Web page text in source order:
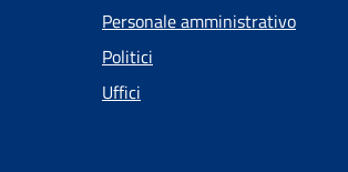
Personale amministrativo
Politici
Uffici